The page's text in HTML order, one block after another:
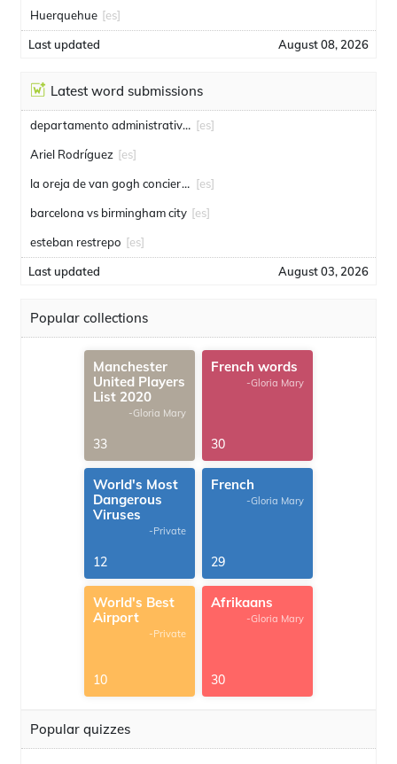
Huerquehue [es]
Last updated August 08, 2026
Latest word submissions
departamento administrativo de seguridad [es]
Ariel Rodríguez [es]
la oreja de van gogh conciertos [es]
barcelona vs birmingham city [es]
esteban restrepo [es]
Last updated August 03, 2026
Popular collections
Manchester
United Players
List 2020
-Gloria Mary
33
French words
-Gloria Mary
30
World's Most
Dangerous
Viruses
-Private
12
French
-Gloria Mary
29
World's Best
Airport
-Private
10
Afrikaans
-Gloria Mary
30
Popular quizzes